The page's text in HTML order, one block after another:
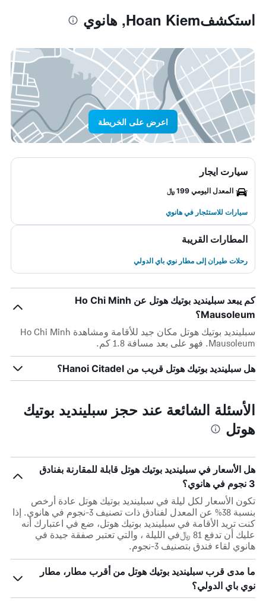
استكشفHoan Kiem, هانوي
اعرض على الخريطة
سيارت ايجار
المعدل اليومي 199 ﷼
سيارات للاستئجار في هانوي
المطارات القريبة
رحلات طيران إلى مطار نوي باي الدولي
كم يبعد سبلينديد بوتيك هوتل عن Ho Chi Minh
Mausoleum؟
سبلينديد بوتيك هوتل مكان جيد للأقامة ومشاهدة Ho Chi Minh
Mausoleum. فهو على بعد مسافة 1.8 كم.
هل سبلينديد بوتيك هوتل قريب من Hanoi Citadel؟
الأسئلة الشائعة عند حجز سبلينديد بوتيك
هوتل
هل الأسعار في سبلينديد بوتيك هوتل قابلة للمقارنة بفنادق
3 نجوم في هانوي؟
تكون الأسعار لكل ليلة في سبلينديد بوتيك هوتل عادة أرخص
بنسبة 38% عن المعدل لفنادق ذات تصنيف 3-نجوم في هانوي. إذا
كنت تريد الأقامة في سبلينديد بوتيك هوتل، ضع في اعتبارك أنه
عليك أن تدفع 81 ﷼في الليلة ، والتي تعتبر صفقة جيدة في
هانوي لقاء فندق بتصنيف 3-نجوم.
ما مدى قرب سبلينديد بوتيك هوتل من أقرب مطار، مطار
نوي باي الدولي؟